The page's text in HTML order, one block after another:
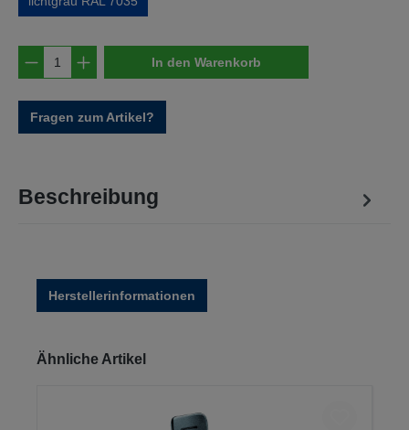
Produkt Anzahl: Gib den gewünschten
In den Warenkorb
Fragen zum Artikel?
Beschreibung
Herstellerinformationen
Produktgalerie überspringen
Ähnliche Artikel